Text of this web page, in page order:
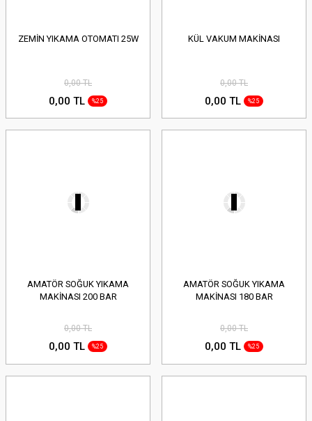
ZEMİN YIKAMA OTOMATI 25W
0,00 TL
0,00 TL %25
KÜL VAKUM MAKİNASI
0,00 TL
0,00 TL %25
AMATÖR SOĞUK YIKAMA
MAKİNASI 200 BAR
0,00 TL
0,00 TL %25
AMATÖR SOĞUK YIKAMA
MAKİNASI 180 BAR
0,00 TL
0,00 TL %25